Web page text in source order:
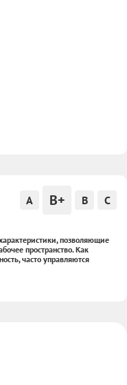
A B+ B C
позволяющие
пространство. Как
часто управляются